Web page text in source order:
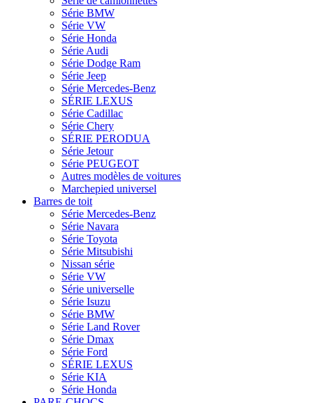
Série BMW
Série VW
Série Honda
Série Audi
Série Dodge Ram
Série Jeep
Série Mercedes-Benz
SÉRIE LEXUS
Série Cadillac
Série Chery
SÉRIE PERODUA
Série Jetour
Série PEUGEOT
Autres modèles de voitures
Marchepied universel
Barres de toit
Série Mercedes-Benz
Série Navara
Série Toyota
Série Mitsubishi
Nissan série
Série VW
Série universelle
Série Isuzu
Série BMW
Série Land Rover
Série Dmax
Série Ford
SÉRIE LEXUS
Série KIA
Série Honda